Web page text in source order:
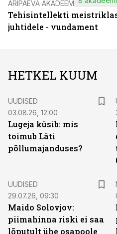
ÄRIPÄEVA AKADEEMIA
Tehisintellekti
juhtidele - vundament
HETKEL KUUM
UUDISED
03.08.26, 12:00
Lugeja küsib: mis
toimub Läti
põllumajanduses?
UUDISED
29.07.26, 09:30
Maido Solovjov:
piimahinna riski ei saa
lõputult ühe osapoole